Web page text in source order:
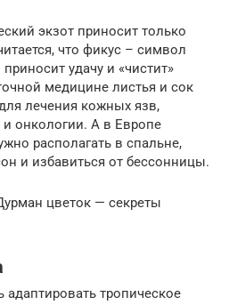
экзот приносит только
что фикус – символ
удачу и «чистит»
медицине листья и сок
лечения кожных язв,
онкологии. А в Европе
располагать в спальне,
и избавиться от бессонницы.
цветок — секреты
тропическое